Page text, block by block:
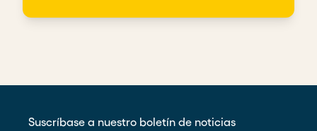
Suscríbase a nuestro boletín de noticias